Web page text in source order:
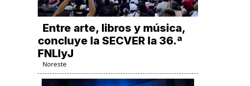
Entre arte, libros y música,
concluye la SECVER la 36.ª
FNLIyJ
Noreste